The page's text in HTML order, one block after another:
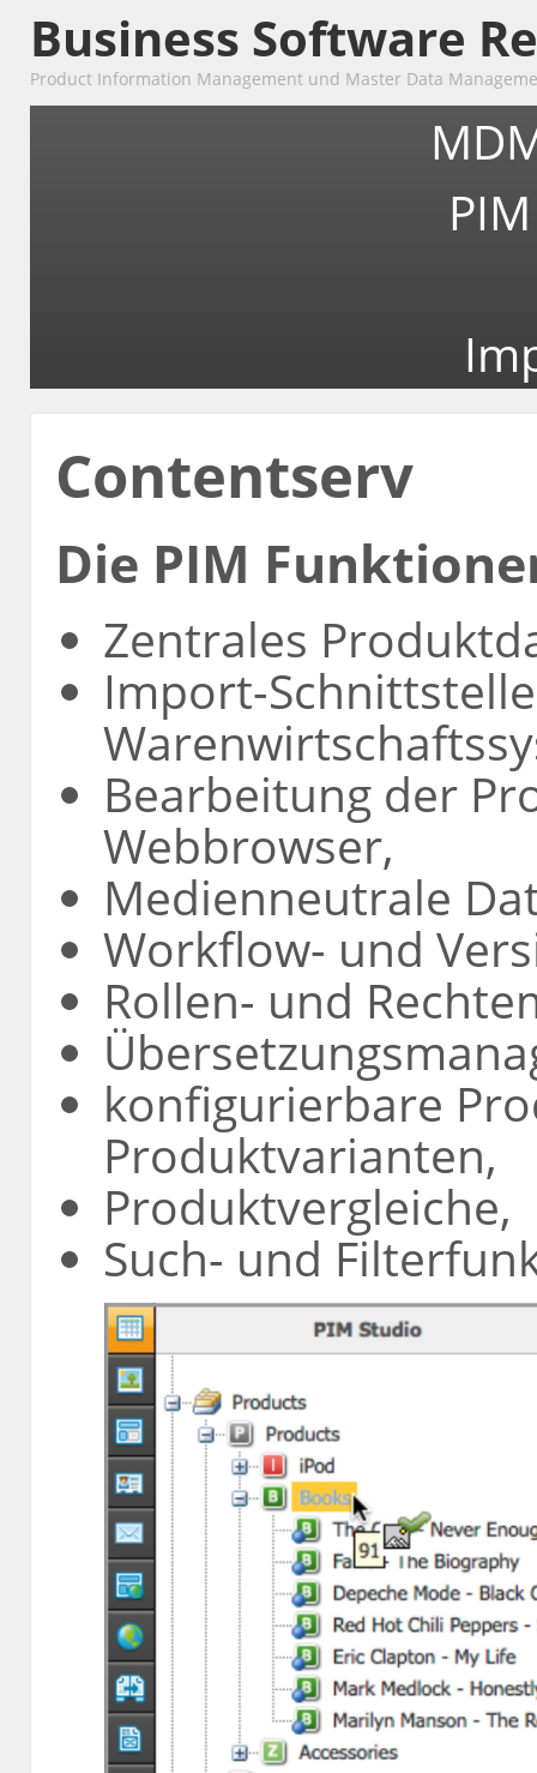
Business Software
Product Information Management und Master Data
Contentserv
Die PIM
Zentrales
Import-
Bearbeitung der
Webbrowser,
Medienneutrale
Workflow- und
Rollen- und
konfigurierbare
Produktvarianten,
Produktvergleiche,
Such- und